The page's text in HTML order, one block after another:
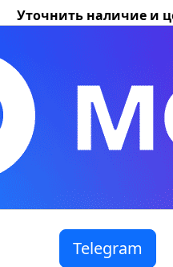
Уточнить наличие и
Telegram